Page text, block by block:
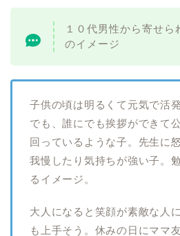
１０代男性から寄せ
のイメージ
子供の頃は明るくて元気で活
でも、誰にでも挨拶ができて
回っているような子。先生に
我慢したり気持ちが強い子。
るイメージ。
大人になると笑顔が素敵な人
も上手そう。休みの日にママ